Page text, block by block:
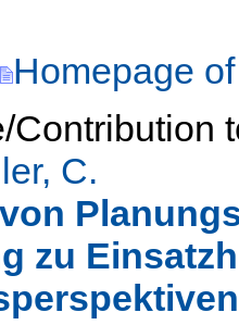
Homepage
Contribution
C.
zu